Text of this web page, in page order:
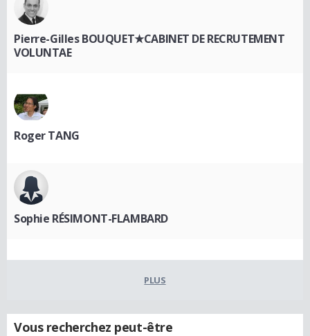
Pierre-Gilles BOUQUET★CABINET DE RECRUTEMENT
VOLUNTAE
Roger TANG
Sophie RÉSIMONT-FLAMBARD
PLUS
Vous recherchez peut-être